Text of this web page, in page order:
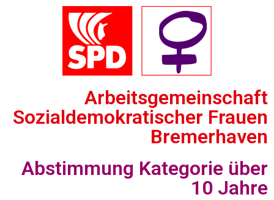
Arbeitsgemeinschaft
Sozialdemokratischer Frauen
Bremerhaven
Abstimmung Kategorie über
10 Jahre